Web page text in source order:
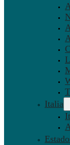
Italia